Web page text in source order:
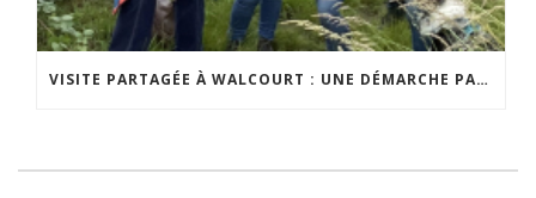
VISITE PARTAGÉE À WALCOURT : UNE DÉMARCHE PARTICIPATIVE ANIMÉE PAR ESPACE ENVIRONNEMENT